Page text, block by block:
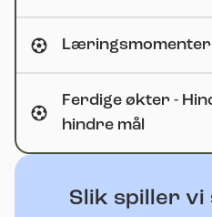
Læringsmomenter
Ferdige økter -
hindre mål
Slik spiller